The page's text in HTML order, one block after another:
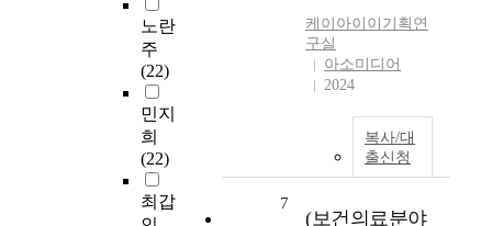
노란
주
(22)
민지
희
(22)
최갑
케이아이이기획연
구실
아소미디어
2024
복사/대
출신청
7
(보건의료분야